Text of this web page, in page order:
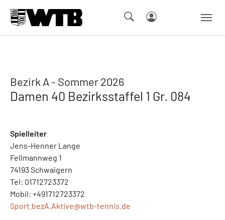
Bezirk A - Sommer 2026
Damen 40 Bezirksstaffel 1 Gr. 084
Spielleiter
Jens-Henner Lange
Fellmannweg 1
74193 Schwaigern
Tel: 01712723372
Mobil: +491712723372
Sport.bezA.Aktive@wtb-tennis.de